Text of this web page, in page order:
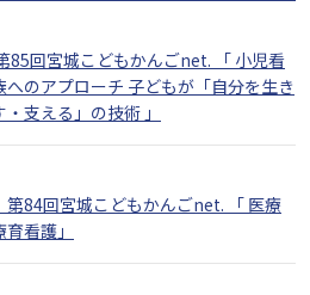
85回宮城こどもかんごnet. 「 小児看
のアプローチ 子どもが「自分を生き
支える」の技術 」
84回宮城こどもかんごnet. 「 医療
看護」